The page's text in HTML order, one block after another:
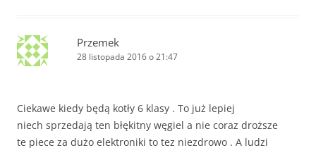
Przemek
28 listopada 2016 o 21:47
Ciekawe kiedy będą kotły 6 klasy . To już lepiej
niech sprzedają ten błękitny węgiel a nie coraz droższe
te piece za dużo elektroniki to tez niezdrowo . A ludzi